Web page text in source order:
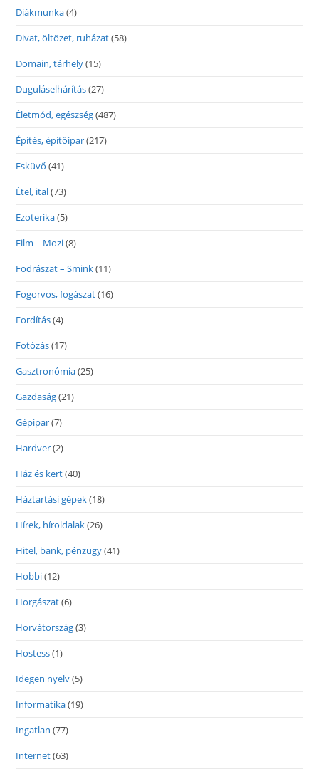
Diákmunka(4)
Divat, öltözet, ruházat(58)
Domain, tárhely(15)
Duguláselhárítás(27)
Életmód, egészség(487)
Építés, építőipar(217)
Esküvő (41)
Étel, ital(73)
Ezoterika(5)
Film – Mozi(8)
Fodrászat – Smink(11)
Fogorvos, fogászat(16)
Fordítás(4)
Fotózás(17)
Gasztronómia(25)
Gazdaság(21)
Gépipar(7)
Hardver(2)
Ház és kert(40)
Háztartási gépek(18)
Hírek, híroldalak(26)
Hitel, bank, pénzügy(41)
Hobbi(12)
Horgászat(6)
Horvátország(3)
Hostess(1)
Idegen nyelv(5)
Informatika(19)
Ingatlan (77)
Internet(63)